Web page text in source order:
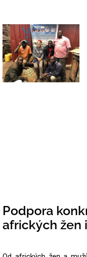
Podpora
afrických žen